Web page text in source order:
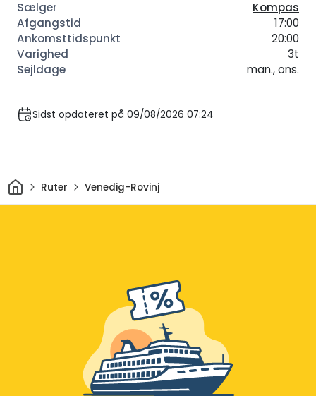
Kompas
17:00
20:00
3t
man., ons.
Sidst opdateret på 09/08/2026 07:24
HjemRuter Venedig-Rovinj